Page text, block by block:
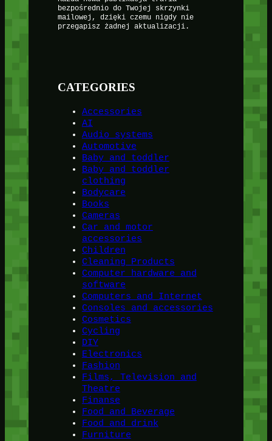
bezpośrednio do Twojej skrzynki
mailowej, dzięki czemu nigdy nie
przegapisz żadnej aktualizacji.
CATEGORIES
Accessories
AI
Audio systems
Automotive
Baby and toddler
Baby and toddler
clothing
Bodycare
Books
Cameras
Car and motor
accessories
Children
Cleaning Products
Computer hardware and
software
Computers and Internet
Consoles and accessories
Cosmetics
Cycling
DIY
Electronics
Fashion
Films, Television and
Theatre
Finanse
Food and Beverage
Food and drink
Furniture